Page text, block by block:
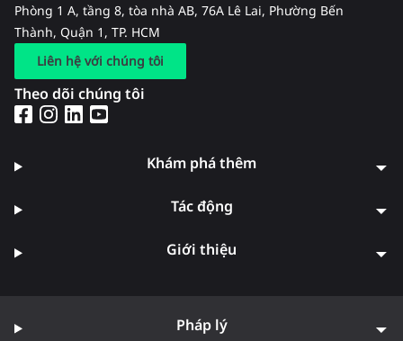
Phòng 1 A, tầng 8, tòa nhà AB, 76A Lê Lai, Phường Bến
Thành, Quận 1, TP. HCM
Liên hệ với chúng tôi
Theo dõi chúng tôi
Khám phá thêm
Tác động
Giới thiệu
Pháp lý